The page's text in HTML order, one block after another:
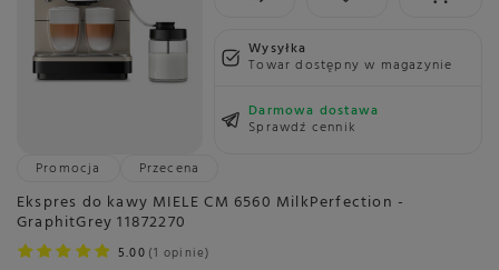
Wysyłka
Towar dostępny w magazynie
Darmowa dostawa
Sprawdź cennik
Promocja
Przecena
Ekspres do kawy MIELE CM 6560 MilkPerfection -
GraphitGrey 11872270
5.00 1 opinie